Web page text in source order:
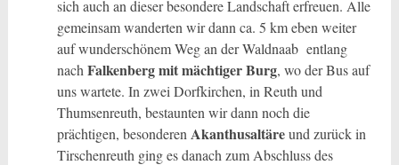
sich auch an dieser besondere Landschaft erfreuen. Alle
gemeinsam wanderten wir dann ca. 5 km eben weiter
auf wunderschönem Weg an der Waldnaab entlang
nach Falkenberg mit mächtiger Burg, wo der Bus auf
uns wartete. In zwei Dorfkirchen, in Reuth und
Thumsenreuth, bestaunten wir dann noch die
prächtigen, besonderen Akanthusaltäreund zurück in
Tirschenreuth ging es danach zum Abschluss des